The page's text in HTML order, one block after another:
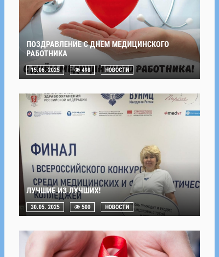
ПОЗДРАВЛЕНИЕ С ДНЕМ МЕДИЦИНСКОГО
РАБОТНИКА
15.06. 2025 498 НОВОСТИ
ЛУЧШИЕ ИЗ ЛУЧШИХ!
30.05. 2025 500 НОВОСТИ